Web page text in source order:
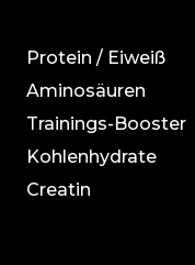
Protein / Eiweiß
Aminosäuren
Trainings-Booster
Kohlenhydrate
Creatin